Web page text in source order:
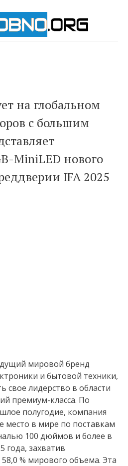
на глобальном
с большим
MiniLED нового
IFA 2025
мировой бренд
и бытовой техники,
свое лидерство в области
премиум-класса. По
полугодие, компания
место в мире по поставкам
100 дюймов и более в
года, захватив
% мирового объема. Эта